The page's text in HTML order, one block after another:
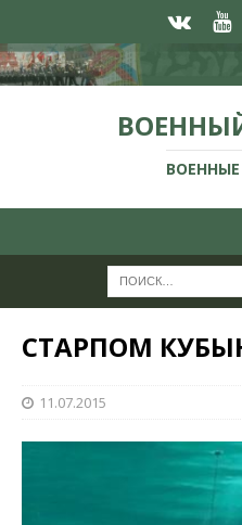
СТАРПОМ
11.07.2015